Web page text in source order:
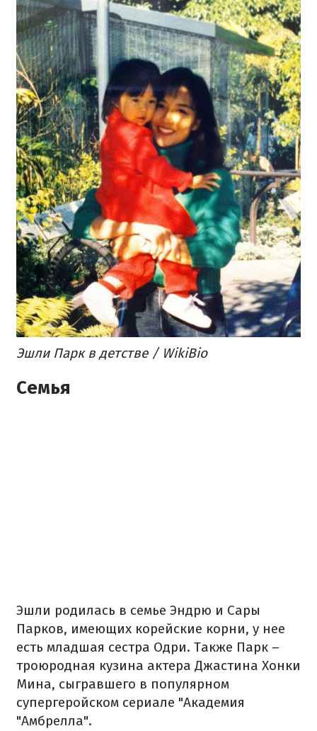
Эшли Парк в детстве / WikiBio
Семья
Эшли родилась в семье Эндрю и Сары
Парков, имеющих корейские корни, у нее
есть младшая сестра Одри. Также Парк –
троюродная кузина актера Джастина Хонки
Мина, сыгравшего в популярном
супергеройском сериале "Академия
"Амбрелла".